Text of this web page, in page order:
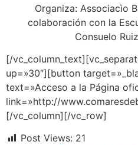
Organiza: Associacìo
colaboración con la
Consuelo
[/
up=»30″][button
text=»Acceso a la Página
link=»http://
[/vc_column][/vc_row]
Post Views: 21